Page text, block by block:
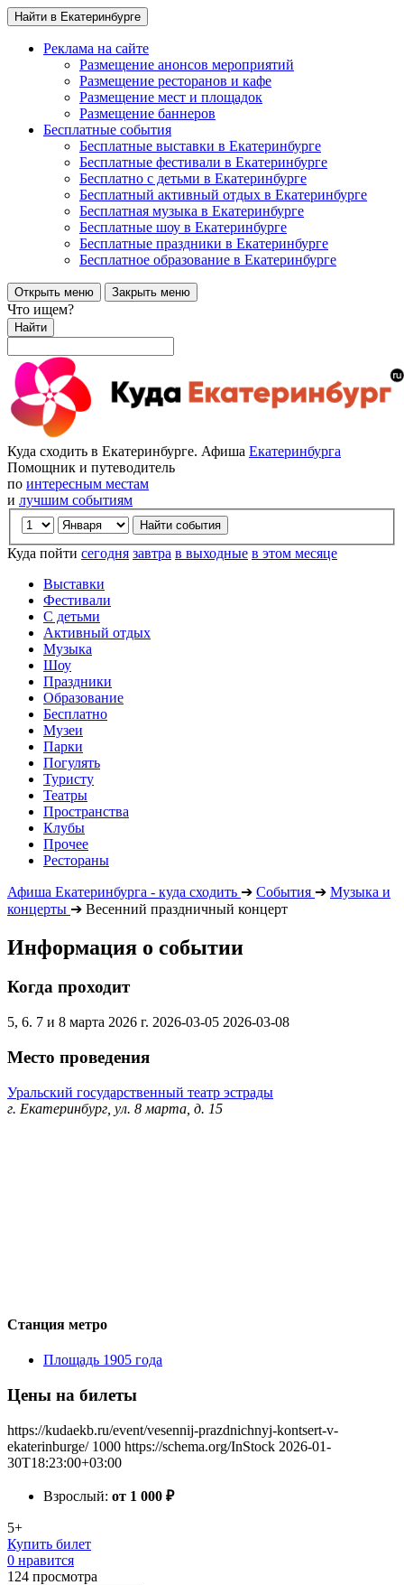
Найти в Екатеринбурге
Реклама на сайте
Размещение анонсов мероприятий
Размещение ресторанов и кафе
Размещение мест и площадок
Размещение баннеров
Бесплатные события
Бесплатные выставки в Екатеринбурге
Бесплатные фестивали в Екатеринбурге
Бесплатно с детьми в Екатеринбурге
Бесплатный активный отдых в Екатеринбурге
Бесплатная музыка в Екатеринбурге
Бесплатные шоу в Екатеринбурге
Бесплатные праздники в Екатеринбурге
Бесплатное образование в Екатеринбурге
Открыть меню Закрыть меню
Что ищем?
Найти
Куда сходить в Екатеринбурге. Афиша Екатеринбурга
Помощник и путеводитель
по интересным местам
и лучшим событиям
Куда пойти сегодня завтра в выходные в этом месяце
Выставки
Фестивали
С детьми
Активный отдых
Музыка
Шоу
Праздники
Образование
Бесплатно
Музеи
Парки
Погулять
Туристу
Театры
Пространства
Клубы
Прочее
Рестораны
Афиша Екатеринбурга - куда сходить ➔ События ➔ Музыка и
концерты ➔ Весенний праздничный концерт
Информация о событии
Когда проходит
5, 6. 7 и 8 марта 2026 г. 2026-03-05 2026-03-08
Место проведения
Уральский государственный театр эстрады
г. Екатеринбург, ул. 8 марта, д. 15
Станция метро
Площадь 1905 года
Цены на билеты
https://kudaekb.ru/event/vesennij-prazdnichnyj-kontsert-v-
ekaterinburge/ 1000 https://schema.org/InStock 2026-01-
30T18:23:00+03:00
Взрослый: от 1 000 ₽
5+
Купить билет
0 нравится
124 просмотра